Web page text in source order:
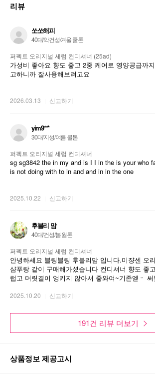
리뷰
쏘쏘해피
40대/악건성/겨울 쿨톤
퍼펙트 오리지널 세럼 컨디셔너 (25ad)
가성비 좋아요 향도 좋고 2중 케어로 영양공급까
고하니까 잘사용해보려고요
2026.03.13 신고하기
yim9***
30대/지성/여름 쿨톤
퍼펙트 오리지널 세럼 컨디셔너
sg sg3842 the in my and is I I in the is your who
is not doing with to in and and in in the one
2025.10.22 신고하기
후블리 맘
40대/건성/봄 웜톤
퍼펙트 오리지널 세럼 컨디셔너
안녕하세요 블링블링 후블리맘 입니다.미쟝센 오
샴푸랑 같이 구매해가셨습니다 컨디셔너 향도 좋
럽고 머릿결이 엉키지 않아서 좋와여~기존엗ᆢ 써
2025.10.20 신고하기
191건 리뷰 더보기
상품정보 제공고시